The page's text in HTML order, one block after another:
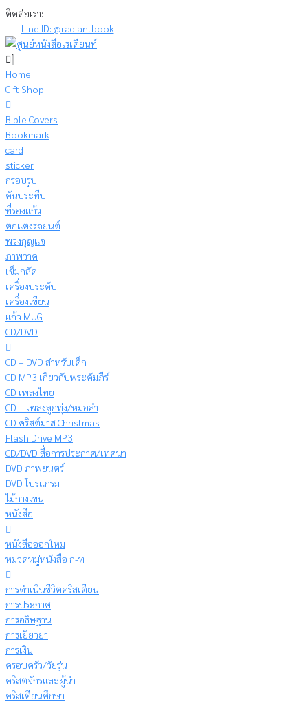
Skip
content
ติดต่อเรา:
Line ID: @radiantbook
Home
Gift Shop
Bible Covers
Bookmark
card
sticker
กรอบรูป
คันประทีป
ที่รองแก้ว
ตกแต่งรถยนต์
พวงกุญแจ
ภาพวาด
เข็มกลัด
เครื่องประดับ
เครื่องเขียน
แก้ว MUG
CD/DVD
CD – DVD สำหรับเด็ก
CD MP3 เกี่ยวกับพระคัมภีร์
CD เพลงไทย
CD – เพลงลูกทุ่ง/หมอลำ
CD คริสต์มาส Christmas
Flash Drive MP3
CD/DVD สื่อการประกาศ/เทศนา
DVD ภาพยนตร์
DVD โปรแกรม
ไม้กางเขน
หนังสือ
หนังสือออกใหม่
หมวดหมู่หนังสือ ก-ท
การดำเนินชีวิตคริสเตียน
การประกาศ
การอธิษฐาน
การเยียวยา
การเงิน
ครอบครัว/วัยรุ่น
คริสตจักรและผู้นำ
คริสเตียนศึกษา